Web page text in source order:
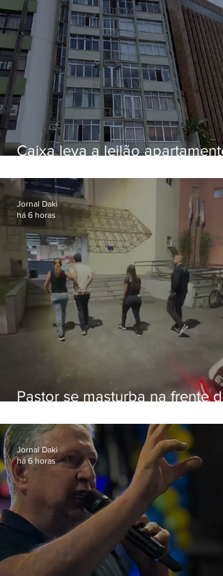
Caixa leva a leilão apartamento
Botafogo
Pastor se masturba na frente de
Jornal Daki
há 6 horas
Jornal Daki
há 6 horas